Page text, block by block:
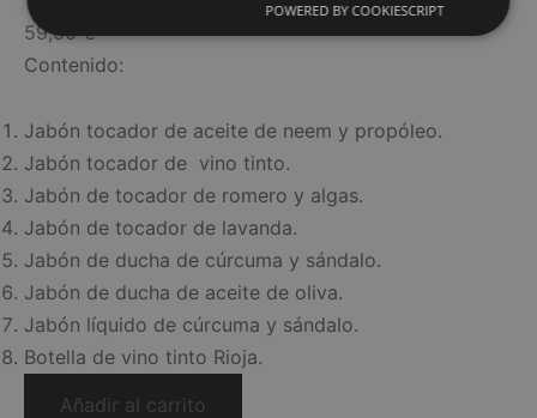
59,00€
Contenido:
Jabón tocador de aceite de neem y propóleo.
Jabón tocador de vino tinto.
Jabón de tocador de romero y algas.
Jabón de tocador de lavanda.
Jabón de ducha de cúrcuma y sándalo.
Jabón de ducha de aceite de oliva.
Jabón líquido de cúrcuma y sándalo.
Botella de vino tinto Rioja.
Añadir al carrito
POWERED BY COOKIESCRIPT